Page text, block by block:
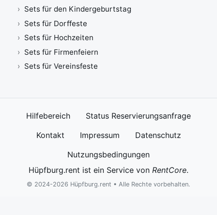
Sets für den Kindergeburtstag
Sets für Dorffeste
Sets für Hochzeiten
Sets für Firmenfeiern
Sets für Vereinsfeste
Hilfebereich
Status Reservierungsanfrage
Kontakt
Impressum
Datenschutz
Nutzungsbedingungen
Hüpfburg.rent ist ein Service von RentCore.
© 2024-2026 Hüpfburg.rent • Alle Rechte vorbehalten.